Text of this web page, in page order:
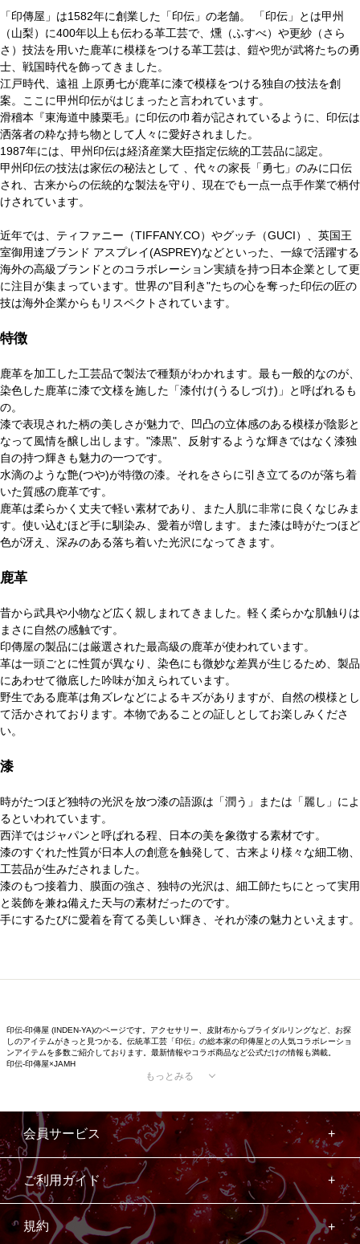
「印傳屋」は1582年に創業した「印伝」の老舗。 「印伝」とは甲州
（山梨）に400年以上も伝わる革工芸で、燻（ふすべ）や更紗（さら
さ）技法を用いた鹿革に模様をつける革工芸は、鎧や兜が武将たちの勇
士、戦国時代を飾ってきました。
江戸時代、遠祖 上原勇七が鹿革に漆で模様をつける独自の技法を創
案。ここに甲州印伝がはじまったと言われています。
滑稽本『東海道中膝栗毛』に印伝の巾着が記されているように、印伝は
洒落者の粋な持ち物として人々に愛好されました。
1987年には、甲州印伝は経済産業大臣指定伝統的工芸品に認定。
甲州印伝の技法は家伝の秘法として 、代々の家長「勇七」のみに口伝
され、古来からの伝統的な製法を守り、現在でも一点一点手作業で柄付
けされています。
近年では、ティファニー（TIFFANY.CO）やグッチ（GUCI）、英国王
室御用達ブランド アスプレイ(ASPREY)などといった、一線で活躍する
海外の高級ブランドとのコラボレーション実績を持つ日本企業として更
に注目が集まっています。世界の"目利き"たちの心を奪った印伝の匠の
技は海外企業からもリスペクトされています。
特徴
鹿革を加工した工芸品で製法で種類がわかれます。最も一般的なのが、
染色した鹿革に漆で文様を施した「漆付け(うるしづけ)」と呼ばれるも
の。
漆で表現された柄の美しさが魅力で、凹凸の立体感のある模様が陰影と
なって風情を醸し出します。"漆黒"、反射するような輝きではなく漆独
自の持つ輝きも魅力の一つです。
水滴のような艶(つや)が特徴の漆。それをさらに引き立てるのが落ち着
いた質感の鹿革です。
鹿革は柔らかく丈夫で軽い素材であり、また人肌に非常に良くなじみま
す。使い込むほど手に馴染み、愛着が増します。また漆は時がたつほど
色が冴え、深みのある落ち着いた光沢になってきます。
鹿革
昔から武具や小物など広く親しまれてきました。軽く柔らかな肌触りは
まさに自然の感触です。
印傳屋の製品には厳選された最高級の鹿革が使われています。
革は一頭ごとに性質が異なり、染色にも微妙な差異が生じるため、製品
にあわせて徹底した吟味が加えられています。
野生である鹿革は角ズレなどによるキズがありますが、自然の模様とし
て活かされております。本物であることの証しとしてお楽しみくださ
い。
漆
時がたつほど独特の光沢を放つ漆の語源は「潤う」または「麗し」によ
るといわれています。
西洋ではジャパンと呼ばれる程、日本の美を象徴する素材です。
漆のすぐれた性質が日本人の創意を触発して、古来より様々な細工物、
工芸品が生みだされました。
漆のもつ接着力、膜面の強さ、独特の光沢は、細工師たちにとって実用
と装飾を兼ね備えた天与の素材だったのです。
手にするたびに愛着を育てる美しい輝き、それが漆の魅力といえます。
印伝-印傳屋 (INDEN-YA)のページです。アクセサリー、皮財布からブライダルリングなど、お探
しのアイテムがきっと見つかる。伝統革工芸「印伝」の総本家の印傳屋との人気コラボレーショ
ンアイテムを多数ご紹介しております。最新情報やコラボ商品など公式だけの情報も満載。
印伝-印傳屋×JAMH
もっとみる
会員サービス
ご利用ガイド
規約